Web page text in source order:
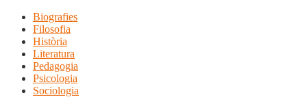
Biografies
Filosofia
Història
Literatura
Pedagogia
Psicologia
Sociologia